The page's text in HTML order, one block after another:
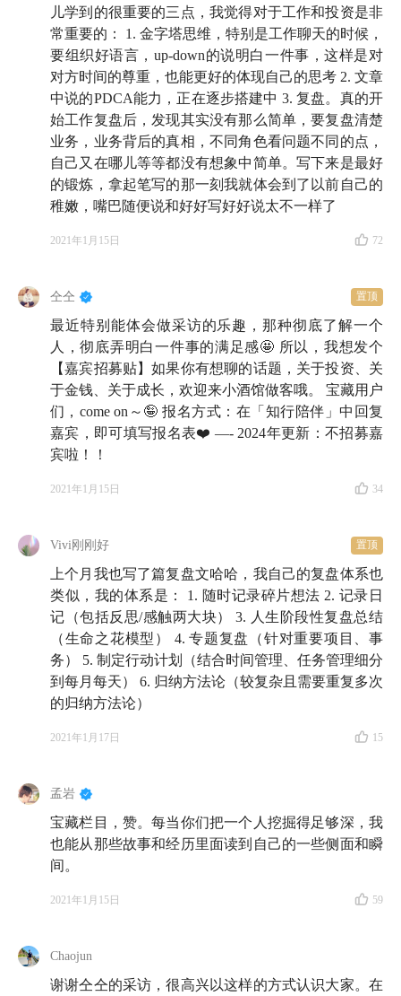
儿学到的很重要的三点，我觉得对于工作和投资是非
常重要的： 1. 金字塔思维，特别是工作聊天的时候，
要组织好语言，up-down的说明白一件事，这样是对
对方时间的尊重，也能更好的体现自己的思考 2. 文章
中说的PDCA能力，正在逐步搭建中 3. 复盘。真的开
始工作复盘后，发现其实没有那么简单，要复盘清楚
业务，业务背后的真相，不同角色看问题不同的点，
自己又在哪儿等等都没有想象中简单。写下来是最好
的锻炼，拿起笔写的那一刻我就体会到了以前自己的
稚嫩，嘴巴随便说和好好写好好说太不一样了
2021年1月15日 72
仝仝 置顶
最近特别能体会做采访的乐趣，那种彻底了解一个
人，彻底弄明白一件事的满足感🤩 所以，我想发个
【嘉宾招募贴】如果你有想聊的话题，关于投资、关
于金钱、关于成长，欢迎来小酒馆做客哦。 宝藏用户
们，come on～🤪 报名方式：在「知行陪伴」中回复
嘉宾，即可填写报名表❤️ —- 2024年更新：不招募嘉
宾啦！！
2021年1月15日 34
Vivi刚刚好 置顶
上个月我也写了篇复盘文哈哈，我自己的复盘体系也
类似，我的体系是： 1. 随时记录碎片想法 2. 记录日
记（包括反思/感触两大块） 3. 人生阶段性复盘总结
（生命之花模型） 4. 专题复盘（针对重要项目、事
务） 5. 制定行动计划（结合时间管理、任务管理细分
到每月每天） 6. 归纳方法论（较复杂且需要重复多次
的归纳方法论）
2021年1月17日 15
孟岩
宝藏栏目，赞。每当你们把一个人挖掘得足够深，我
也能从那些故事和经历里面读到自己的一些侧面和瞬
间。
2021年1月15日 59
Chaojun
谢谢仝仝的采访，很高兴以这样的方式认识大家。在